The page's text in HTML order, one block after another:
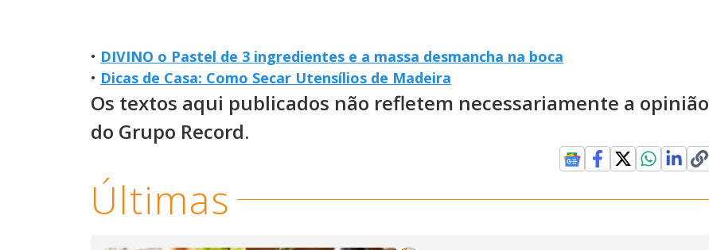
• DIVINO o Pastel de 3 ingredientes e a massa desmancha na boca
• Dicas de Casa: Como Secar Utensílios de Madeira
Os textos aqui publicados não refletem necessariamente a opinião
do Grupo Record.
Últimas